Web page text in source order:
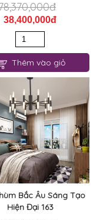
38,400,000đ
Thêm vào giỏ
Bắc Âu Sáng Tạo
Hiện Đại 163